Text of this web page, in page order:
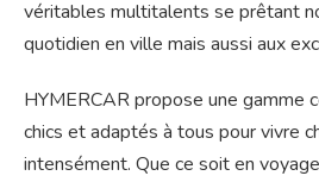
véritables multitalents se prêtant
quotidien en ville mais aussi aux
HYMERCAR propose une gamme
chics et adaptés à tous pour vivre
intensément. Que ce soit en